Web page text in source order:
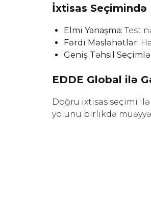
İxtisas Seçimində
Elmi Yanaşma: Test
Fərdi Məsləhətlər:
Geniş Təhsil
EDDE Global ilə
Doğru ixtisas seçimi
yolunu birlikdə